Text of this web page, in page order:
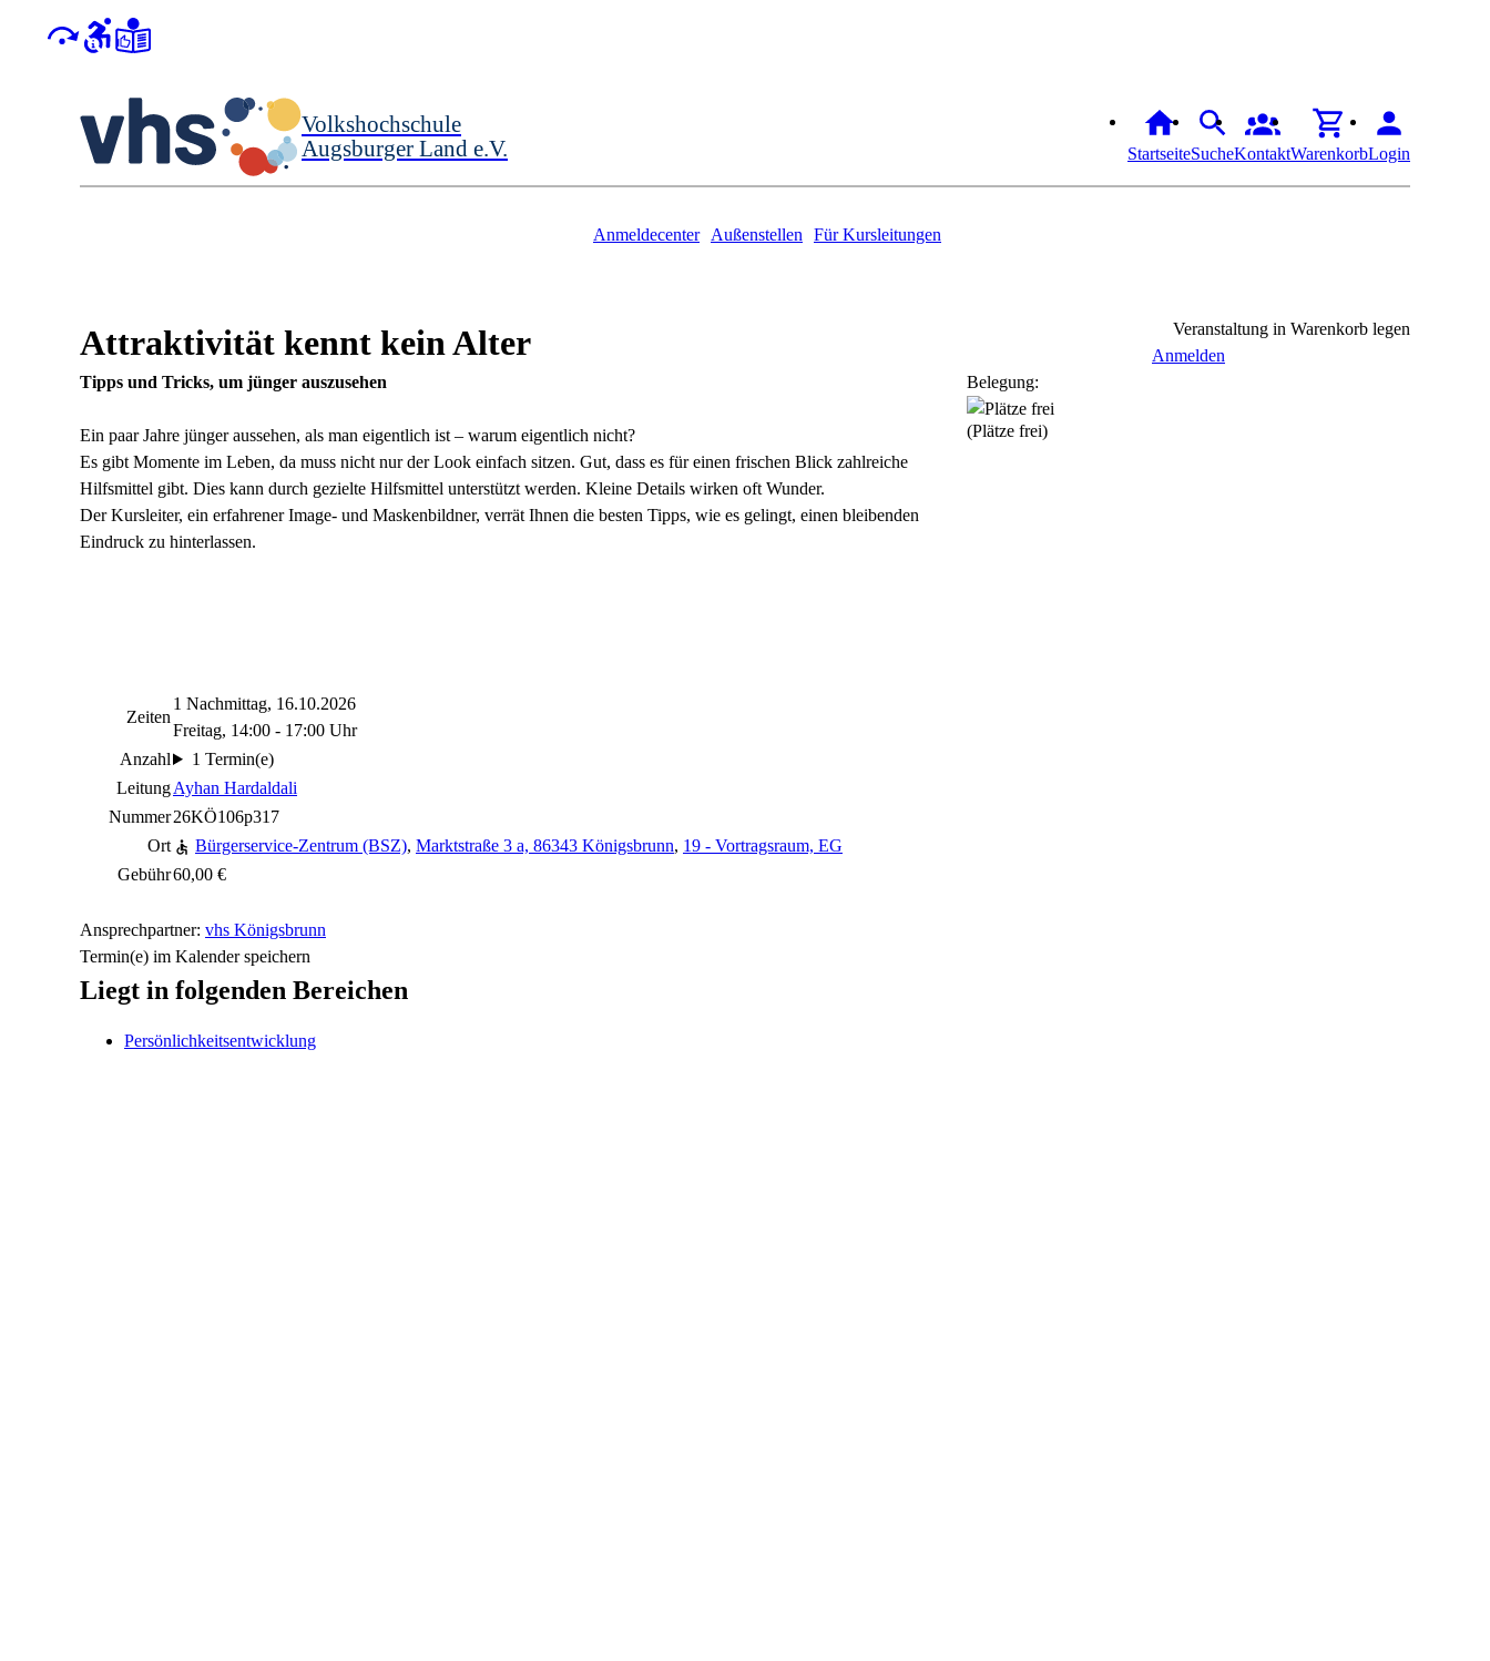
Volkshochschule
Augsburger Land e.V.
StartseiteSucheKontaktWarenkorbLogin
Anmeldecenter Außenstellen Für Kursleitungen
Attraktivität kennt kein Alter
Tipps und Tricks, um jünger auszusehen
Ein paar Jahre jünger aussehen, als man eigentlich ist – warum eigentlich nicht?
Es gibt Momente im Leben, da muss nicht nur der Look einfach sitzen. Gut, dass es für einen frischen Blick zahlreiche
Hilfsmittel gibt. Dies kann durch gezielte Hilfsmittel unterstützt werden. Kleine Details wirken oft Wunder.
Der Kursleiter, ein erfahrener Image- und Maskenbildner, verrät Ihnen die besten Tipps, wie es gelingt, einen bleibenden
Eindruck zu hinterlassen.
Zeiten
1 Nachmittag, 16.10.2026
Freitag, 14:00 - 17:00 Uhr
Anzahl
1 Termin(e)
LeitungAyhan Hardaldali
Nummer26KÖ106p317
Ort
Bürgerservice-Zentrum (BSZ), Marktstraße 3 a, 86343 Königsbrunn, 19 - Vortragsraum, EG
Gebühr60,00 €
Ansprechpartner: vhs Königsbrunn
Veranstaltung in Warenkorb legen
Anmelden
Belegung:
(Plätze frei)
Termin(e) im Kalender speichern
Liegt in folgenden Bereichen
Persönlichkeitsentwicklung